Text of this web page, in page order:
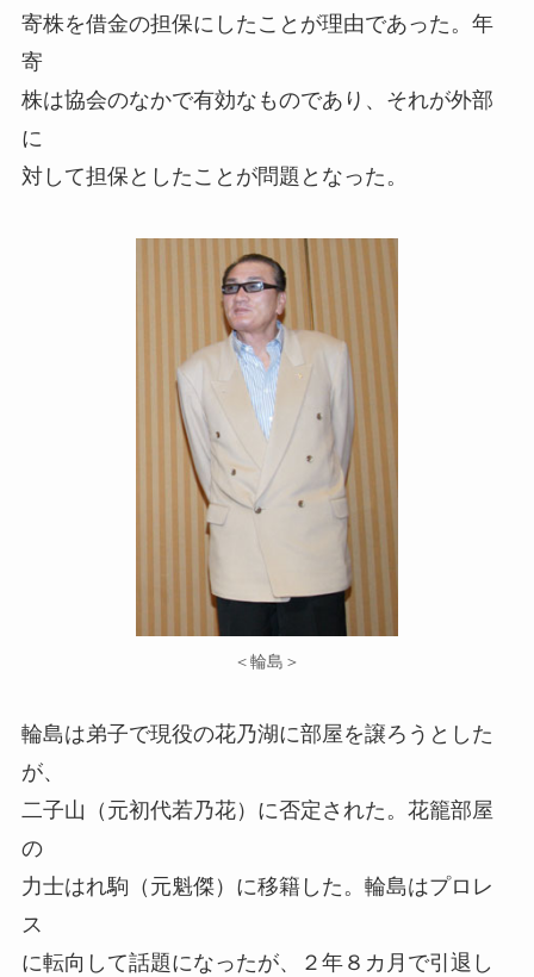
寄株を借金の担保にしたことが理由であった。年
寄
株は協会のなかで有効なものであり、それが外部
に
対して担保としたことが問題となった。
＜輪島＞
輪島は弟子で現役の花乃湖に部屋を譲ろうとした
が、
二子山（元初代若乃花）に否定された。花籠部屋
の
力士はれ駒（元魁傑）に移籍した。輪島はプロレ
ス
に転向して話題になったが、２年８カ月で引退し